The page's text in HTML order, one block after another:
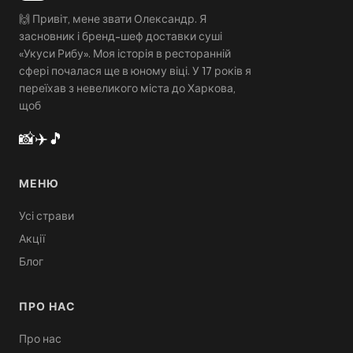
🙌 Привіт, мене звати Олександр. Я
засновник і бренд-шеф доставки суші
«Укуси Рибу». Моя історія в ресторанній
сфері почалася ще в юному віці. У 17 років я
переїхав з невеликого міста до Харкова,
щоб
📸✈️🎵
МЕНЮ
Усі страви
Акції
Блог
ПРО НАС
Про нас